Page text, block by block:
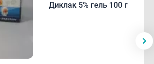
Диклак 5% гель 100 г